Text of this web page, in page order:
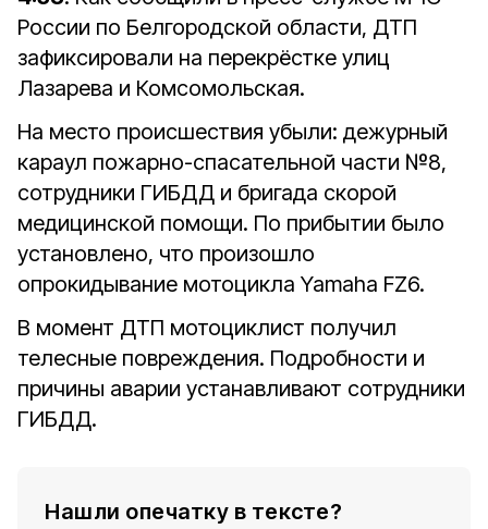
России по Белгородской области, ДТП
зафиксировали на перекрёстке улиц
Лазарева и Комсомольская.
На место происшествия убыли: дежурный
караул пожарно-спасательной части №8,
сотрудники ГИБДД и бригада скорой
медицинской помощи. По прибытии было
установлено, что произошло
опрокидывание мотоцикла Yamaha FZ6.
В момент ДТП мотоциклист получил
телесные повреждения. Подробности и
причины аварии устанавливают сотрудники
ГИБДД.
Нашли опечатку в тексте?